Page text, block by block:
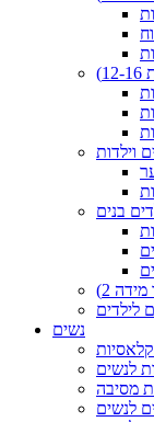
וילדות
בנים
2)
לילדים
נשים
קלאסיות
לנשים
מסיבה
לנשים